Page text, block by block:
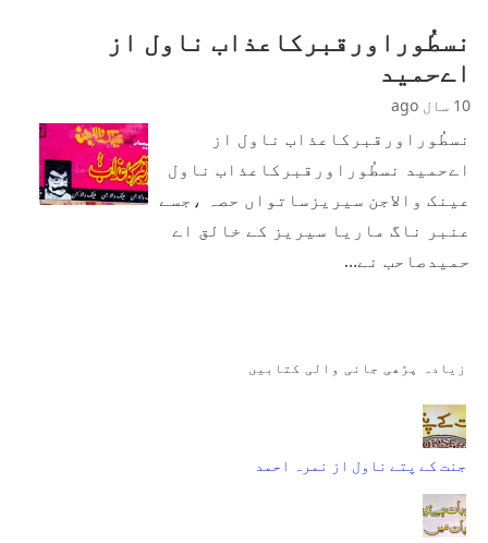
نسطُوراورقبرکاعذاب ناول از
اےحمید
10 سال ago
نسطُوراورقبرکاعذاب ناول از
اےحمید نسطُوراورقبرکاعذاب ناول
عینک والاجن سیریزساتواں حصہ ،جسے
عنبر ناگ ماریا سیریز کے خالق اے
حمیدصاحب نے…
زیادہ پڑھی جانی والی کتابیں
جنت کے پتے ناول از نمرہ احمد